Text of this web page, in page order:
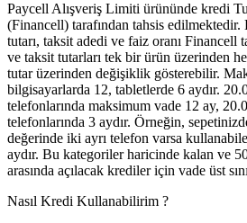
Paycell Alışveriş Limiti ürününde kredi
(Financell) tarafından tahsis
tutarı, taksit adedi ve faiz oranı Financell
ve taksit tutarları tek bir ürün üzerinden
tutar üzerinden değişiklik gösterebilir.
bilgisayarlarda 12, tabletlerde 6 aydır.
telefonlarında maksimum vade 12 ay,
telefonlarında 3 aydır. Örneğin,
değerinde iki ayrı telefon varsa
aydır. Bu kategoriler haricinde kalan ve
arasında açılacak krediler için vade üst
Nasıl Kredi Kullanabilirim ?